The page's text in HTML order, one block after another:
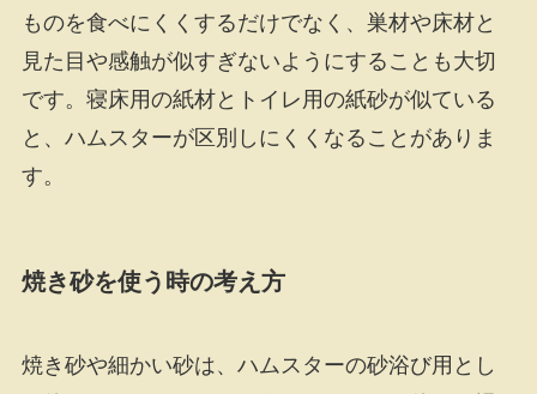
ものを食べにくくするだけでなく、巣材や床材と
見た目や感触が似すぎないようにすることも大切
です。寝床用の紙材とトイレ用の紙砂が似ている
と、ハムスターが区別しにくくなることがありま
す。
焼き砂を使う時の考え方
焼き砂や細かい砂は、ハムスターの砂浴び用とし